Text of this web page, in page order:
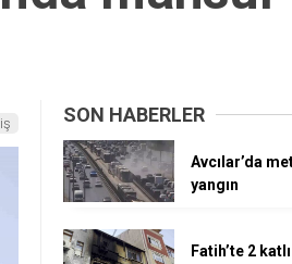
SON HABERLER
Avcılar’da
yangın
Fatih’te 2